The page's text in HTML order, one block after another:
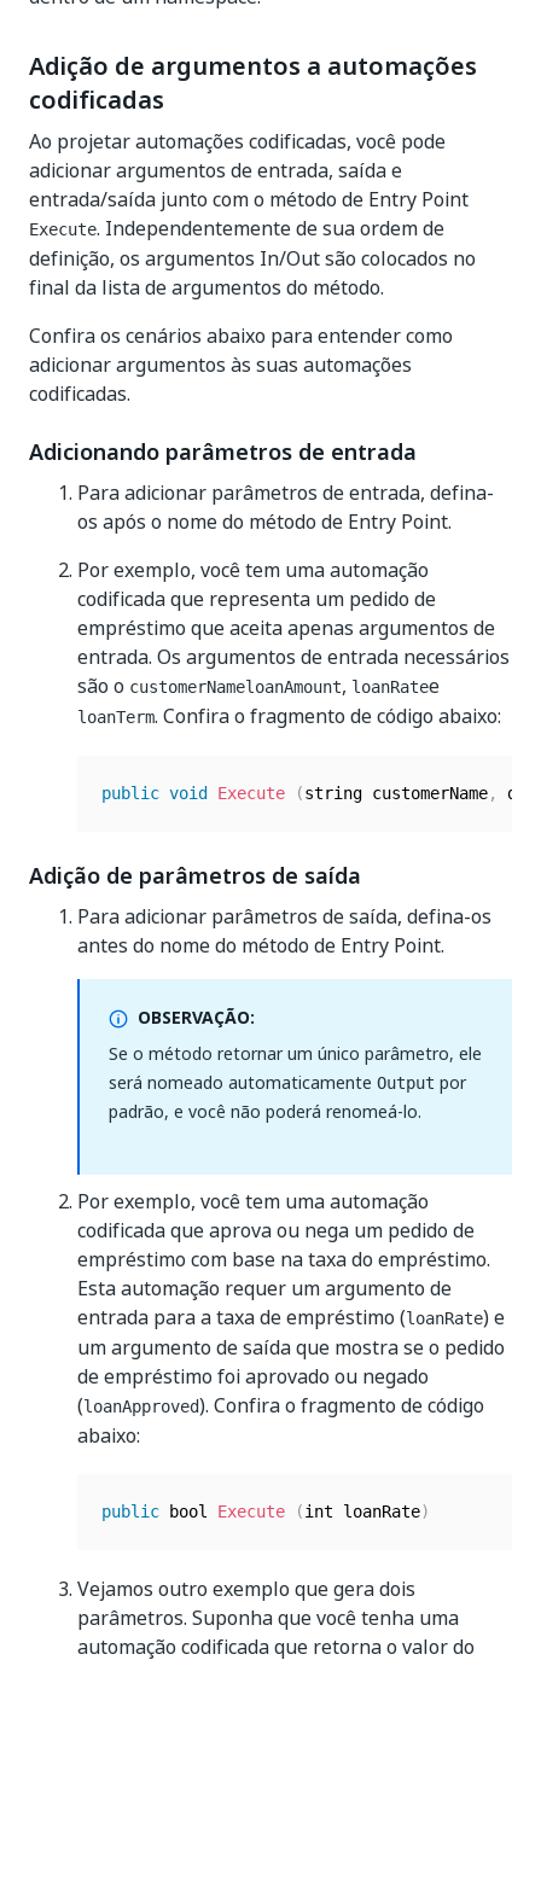
Adição de argumentos a automações
codificadas
Ao projetar automações codificadas, você pode
adicionar argumentos de entrada, saída e
entrada/saída junto com o método de Entry Point
Execute. Independentemente de sua ordem de
definição, os argumentos In/Out são colocados no
final da lista de argumentos do método.
Confira os cenários abaixo para entender como
adicionar argumentos às suas automações
codificadas.
Adicionando parâmetros de entrada
Para adicionar parâmetros de entrada, defina-
os após o nome do método de Entry Point.
Por exemplo, você tem uma automação
codificada que representa um pedido de
empréstimo que aceita apenas argumentos de
entrada. Os argumentos de entrada necessários
são o customerNameloanAmount, loanRatee
loanTerm. Confira o fragmento de código abaixo:
public void Execute (string customerName,
Adição de parâmetros de saída
Para adicionar parâmetros de saída, defina-os
antes do nome do método de Entry Point.
OBSERVAÇÃO:
Se o método retornar um único parâmetro, ele
será nomeado automaticamente Output por
padrão, e você não poderá renomeá-lo.
Por exemplo, você tem uma automação
codificada que aprova ou nega um pedido de
empréstimo com base na taxa do empréstimo.
Esta automação requer um argumento de
entrada para a taxa de empréstimo (loanRate) e
um argumento de saída que mostra se o pedido
de empréstimo foi aprovado ou negado
(loanApproved). Confira o fragmento de código
abaixo:
public bool Execute (int loanRate)
Vejamos outro exemplo que gera dois
parâmetros. Suponha que você tenha uma
automação codificada que retorna o valor do